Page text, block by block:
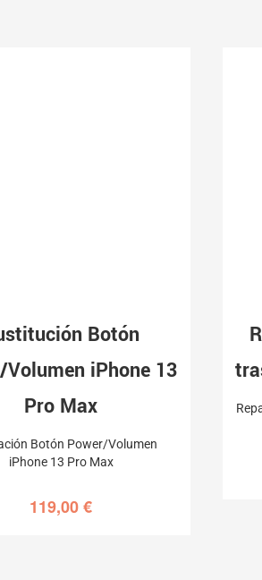
Botón
Volumen iPhone 13
Pro Max
Botón Power/Volumen
iPhone 13 Pro Max
119,00€